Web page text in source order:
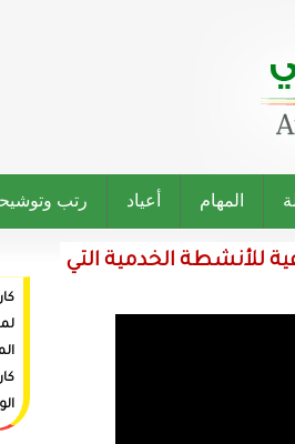
رتب وتوشيحات الاكتتاب
التي
كان الجيش الوطني شاهدا على
لمرحلة التأسيس وحاضرا في
كان منذ البداية عينا ساهرة
الوطن ولسوف يظل على هذا